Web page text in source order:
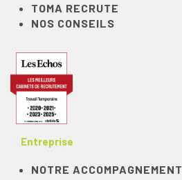
TOMA RECRUTE
NOS CONSEILS
Entreprise
NOTRE ACCOMPAGNEMENT